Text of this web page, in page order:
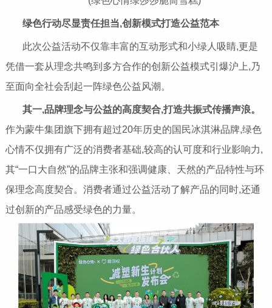
绿色行动尽显责任担当,创新模式打造公益范本
此次公益活动不仅靠丰富的互动形式和小绿人吸睛,更是
凭借一套从理念共鸣到多方合作的创新公益模式引爆沪上,乃
至面向全社会刮起一阵绿色公益风潮。
其一,品牌理念与公益的高度契合,打造共振式传播声浪。
作为蒙牛集团旗下拥有超过20年历史的国民冰淇淋品牌,绿色
心情不仅拥有广泛的消费者基础,较高的认可度和行业影响力,
其“一口大自然”的品牌主张和强调健康、天然的产品特性与环
保理念高度契合。消费者通过公益活动了解产品的同时,还通
过创新的产品感受绿色的力量。